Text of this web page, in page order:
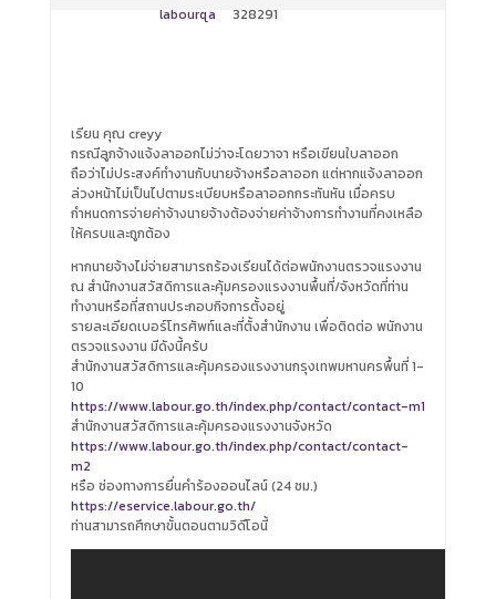
labourqa
328291
เรียน คุณ creyy
กรณีลูกจ้างแจ้งลาออกไม่ว่าจะโดยวาจา หรือเขียนใบลาออก
ถือว่าไม่ประสงค์ทำงานกับนายจ้างหรือลาออก แต่หากแจ้งลาออก
ล่วงหน้าไม่เป็นไปตามระเบียบหรือลาออกกระทันหัน เมื่อครบ
กำหนดการจ่ายค่าจ้างนายจ้างต้องจ่ายค่าจ้างการทำงานที่คงเหลือ
ให้ครบและถูกต้อง
หากนายจ้างไม่จ่ายสามารถร้องเรียนได้ต่อพนักงานตรวจแรงงาน
ณ สำนักงานสวัสดิการและคุ้มครองแรงงานพื้นที่/จังหวัดที่ท่าน
ทำงานหรือที่สถานประกอบกิจการตั้งอยู่
รายละเอียดเบอร์โทรศัพท์และที่ตั้งสำนักงาน เพื่อติดต่อ พนักงาน
ตรวจแรงงาน มีดังนี้ครับ
สำนักงานสวัสดิการและคุ้มครองแรงงานกรุงเทพมหานครพื้นที่ 1-
10
https://www.labour.go.th/index.php/contact/contact-m1
สำนักงานสวัสดิการและคุ้มครองแรงงานจังหวัด
https://www.labour.go.th/index.php/contact/contact-
m2
หรือ ช่องทางการยื่นคำร้องออนไลน์ (24 ชม.)
https://eservice.labour.go.th/
ท่านสามารถศึกษาขั้นตอนตามวิดีโอนี้